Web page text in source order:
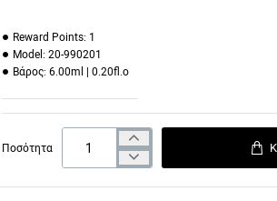
Reward Points: 1
Model: 20-990201
Βάρος: 6.00ml | 0.20fl.o
109
115
Ποσότητα